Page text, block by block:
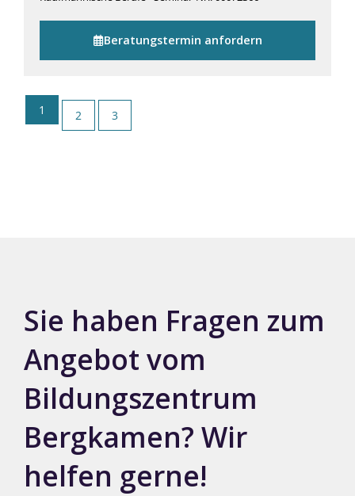
Beratungstermin anfordern
1 2 3
Sie haben Fragen zum
Angebot vom
Bildungszentrum
Bergkamen? Wir
helfen gerne!